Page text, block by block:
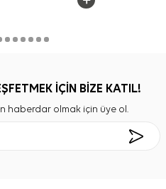
İÇİN BİZE KATIL!
haberdar olmak için üye ol.